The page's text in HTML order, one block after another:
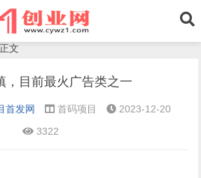
正文
，目前最火广告类之一
首发网 首码项目
2023-12-20
3322